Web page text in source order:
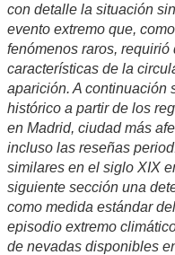
con detalle la situación
evento extremo que,
fenómenos raros,
características de la
aparición. A continuación
histórico a partir de los
en Madrid, ciudad más
incluso las reseñas
similares en el siglo XIX
siguiente sección una
como medida estándar
episodio extremo
de nevadas disponibles